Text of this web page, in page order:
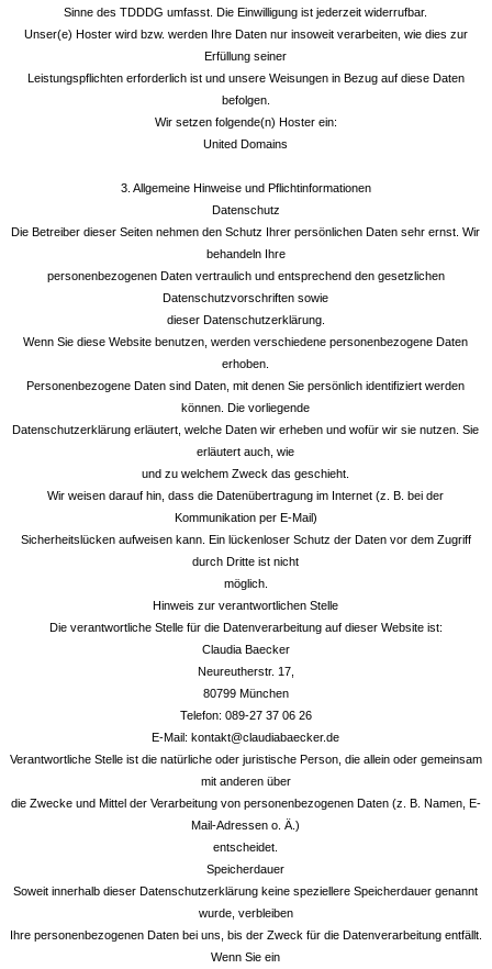
Sinne des TDDDG umfasst. Die Einwilligung ist jederzeit widerrufbar.
Unser(e) Hoster wird bzw. werden Ihre Daten nur insoweit verarbeiten, wie dies zur
Erfüllung seiner
Leistungspflichten erforderlich ist und unsere Weisungen in Bezug auf diese Daten
befolgen.
Wir setzen folgende(n) Hoster ein:
United Domains
3. Allgemeine Hinweise und Pflichtinformationen
Datenschutz
Die Betreiber dieser Seiten nehmen den Schutz Ihrer persönlichen Daten sehr ernst. Wir
behandeln Ihre
personenbezogenen Daten vertraulich und entsprechend den gesetzlichen
Datenschutzvorschriften sowie
dieser Datenschutzerklärung.
Wenn Sie diese Website benutzen, werden verschiedene personenbezogene Daten
erhoben.
Personenbezogene Daten sind Daten, mit denen Sie persönlich identifiziert werden
können. Die vorliegende
Datenschutzerklärung erläutert, welche Daten wir erheben und wofür wir sie nutzen. Sie
erläutert auch, wie
und zu welchem Zweck das geschieht.
Wir weisen darauf hin, dass die Datenübertragung im Internet (z. B. bei der
Kommunikation per E-Mail)
Sicherheitslücken aufweisen kann. Ein lückenloser Schutz der Daten vor dem Zugriff
durch Dritte ist nicht
möglich.
Hinweis zur verantwortlichen Stelle
Die verantwortliche Stelle für die Datenverarbeitung auf dieser Website ist:
Claudia Baecker
Neureutherstr. 17,
80799 München
Telefon: 089-27 37 06 26
E-Mail: kontakt@claudiabaecker.de
Verantwortliche Stelle ist die natürliche oder juristische Person, die allein oder gemeinsam
mit anderen über
die Zwecke und Mittel der Verarbeitung von personenbezogenen Daten (z. B. Namen, E-
Mail-Adressen o. Ä.)
entscheidet.
Speicherdauer
Soweit innerhalb dieser Datenschutzerklärung keine speziellere Speicherdauer genannt
wurde, verbleiben
Ihre personenbezogenen Daten bei uns, bis der Zweck für die Datenverarbeitung entfällt.
Wenn Sie ein